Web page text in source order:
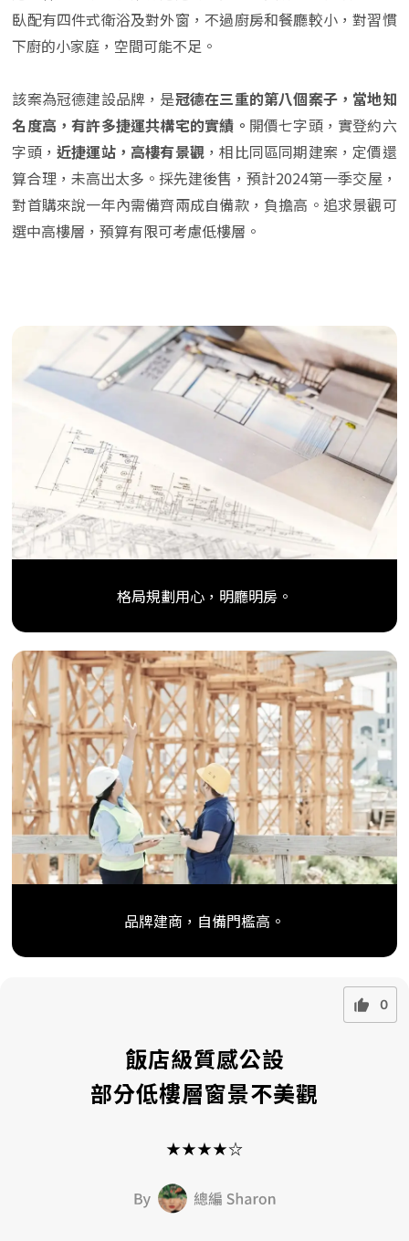
臥配有四件式衛浴及對外窗，不過廚房和餐廳較小，對習慣
下廚的小家庭，空間可能不足。
該案為冠德建設品牌，是冠德在三重的第八個案子，當地知
名度高，有許多捷運共構宅的實績。 開價七字頭，實登約六
字頭，近捷運站，高樓有景觀 ，相比同區同期建案，定價還
算合理，未高出太多。採先建後售，預計2024第一季交屋，
對首購來說一年內需備齊兩成自備款，負擔高。追求景觀可
選中高樓層，預算有限可考慮低樓層。
格局規劃用心，明廳明房。
品牌建商，自備門檻高。
飯店級質感公設
部分低樓層窗景不美觀
0
★★★★☆